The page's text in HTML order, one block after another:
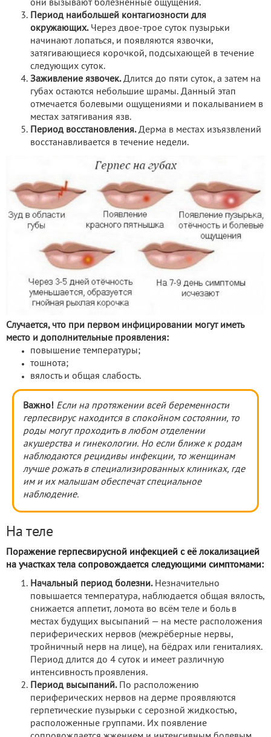
они вызывают болезненные ощущения.
Период наибольшей контагиозности для
окружающих.Через двое-трое суток пузырьки
начинают лопаться, и появляются язвочки,
затягивающиеся корочкой, подсыхающей в течение
следующих суток.
Заживление язвочек.Длится до пяти суток, а затем на
губах остаются небольшие шрамы. Данный этап
отмечается болевыми ощущениями и покалыванием в
местах затягивания язв.
Период восстановления.Дерма в местах изъязвлений
восстанавливается в течение недели.
Случается, что при первом инфицировании могут иметь
место и дополнительные проявления:
повышение температуры;
тошнота;
вялость и общая слабость.
Важно! Если на протяжении всей беременности
герпесвирус находится в спокойном состоянии, то
роды могут проходить в любом отделении
акушерства и гинекологии. Но если ближе к родам
наблюдаются рецидивы инфекции, то женщинам
лучше рожать в специализированных клиниках, где
им и их малышам обеспечат специальное
наблюдение.
На теле
Поражение герпесвирусной инфекцией с её локализацией
на участках тела сопровождается следующими симптомами:
Начальный период болезни.Незначительно
повышается температура, наблюдается общая вялость,
снижается аппетит, ломота во всём теле и боль в
местах будущих высыпаний — на месте расположения
периферических нервов (межрёберные нервы,
тройничный нерв на лице), на бёдрах или гениталиях.
Период длится до 4 суток и имеет различную
интенсивность проявления.
Период высыпаний.По расположению
периферических нервов на дерме проявляются
герпетические пузырьки с серозной жидкостью,
расположенные группами. Их появление